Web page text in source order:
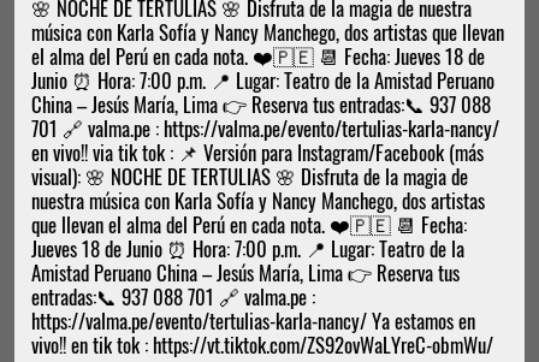
🌸 NOCHE DE TERTULIAS 🌸 Disfruta de la magia de nuestra
música con Karla Sofía y Nancy Manchego, dos artistas que llevan
el alma del Perú en cada nota. ❤️🇵🇪 📆 Fecha: Jueves 18 de
Junio ⏰ Hora: 7:00 p.m. 📍 Lugar: Teatro de la Amistad Peruano
China – Jesús María, Lima 👉 Reserva tus entradas:📞 937 088
701 🔗 valma.pe : https://valma.pe/evento/tertulias-karla-nancy/
en vivo!! via tik tok : 📌 Versión para Instagram/Facebook (más
visual): 🌸 NOCHE DE TERTULIAS 🌸 Disfruta de la magia de
nuestra música con Karla Sofía y Nancy Manchego, dos artistas
que llevan el alma del Perú en cada nota. ❤️🇵🇪 📆 Fecha:
Jueves 18 de Junio ⏰ Hora: 7:00 p.m. 📍 Lugar: Teatro de la
Amistad Peruano China – Jesús María, Lima 👉 Reserva tus
entradas:📞 937 088 701 🔗 valma.pe :
https://valma.pe/evento/tertulias-karla-nancy/ Ya estamos en
vivo!! en tik tok : https://vt.tiktok.com/ZS92ovWaLYreC-obmWu/